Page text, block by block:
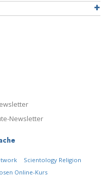
Newsletter
Scientology Religion
Online-Kurs